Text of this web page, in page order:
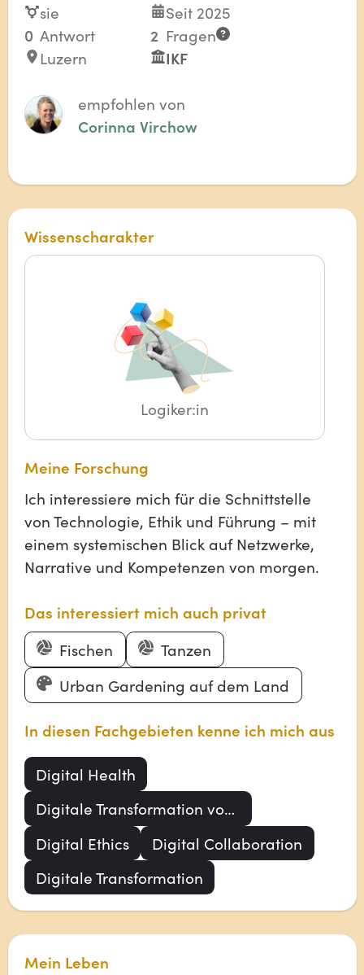
sie
Seit 2025
0 Antwort 2 Fragen
Luzern
IKF
empfohlen von
Corinna Virchow
Wissenscharakter
Logiker:in
Meine Forschung
Ich interessiere mich für die Schnittstelle
von Technologie, Ethik und Führung – mit
einem systemischen Blick auf Netzwerke,
Narrative und Kompetenzen von morgen.
Das interessiert mich auch privat
Fischen
Tanzen
Urban Gardening auf dem Land
In diesen Fachgebieten kenne ich mich aus
Digital Health
Digitale Transformation von Health & Care
Digital Ethics
Digital Collaboration
Digitale Transformation
Mein Leben